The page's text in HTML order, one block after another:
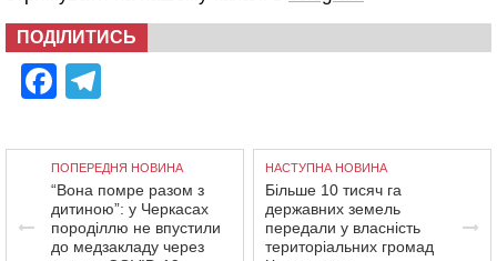
ПОДІЛИТИСЬ
Facebook
ПОПЕРЕДНЯ НОВИНА
“Вона помре разом з
дитиною”: у Черкасах
породіллю не впустили
до медзакладу через
НАСТУПНА НОВИНА
Більше 10 тисяч га
державних земель
передали у власність
територіальних громад